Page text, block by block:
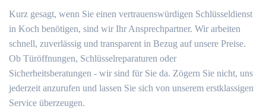
Kurz gesagt, wenn Sie einen vertrauenswürdigen Schlüsseldienst
in Koch benötigen, sind wir Ihr Ansprechpartner. Wir arbeiten
schnell, zuverlässig und transparent in Bezug auf unsere Preise.
Ob Türöffnungen, Schlüsselreparaturen oder
Sicherheitsberatungen - wir sind für Sie da. Zögern Sie nicht, uns
jederzeit anzurufen und lassen Sie sich von unserem erstklassigen
Service überzeugen.